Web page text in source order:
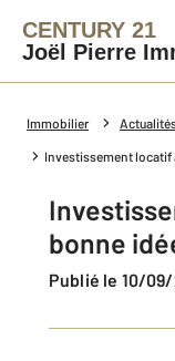
CENTURY 21
Joël Pierre
Immobilier
Investissement locatif
bonne
Publié le 10/